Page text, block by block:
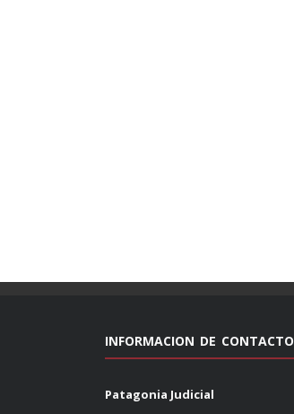
INFORMACION DE CONTACTO
Patagonia Judicial